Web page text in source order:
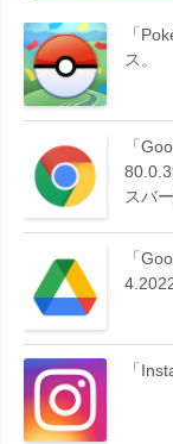
「
ス。
「
スバ
「
「